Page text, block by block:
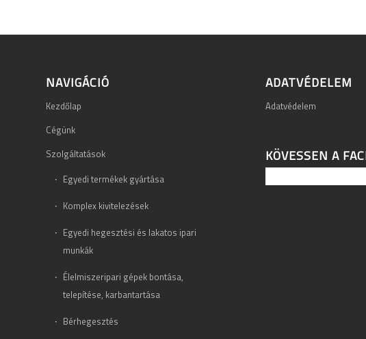
NAVIGÁCIÓ
Kezdőlap
Cégünk
Szolgáltatások
Egyedi termékek gyártása
Komplex kivitelezések
Egyedi hegesztési és lakatos ipari
munkák
Élelmiszeripari gépek bontása,
telepítése, karbantartása
Bérhegesztés
ADATVÉDELEM
Adatvédelem
KÖVESSEN A